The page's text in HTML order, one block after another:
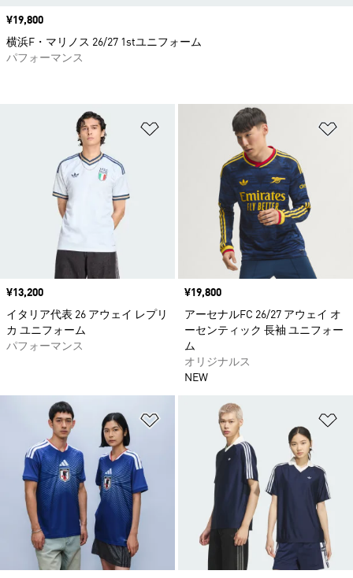
ほしいものリストに追加
価格
¥13,200
イタリア代表 26 アウェイ レプリ
カ ユニフォーム
パフォーマンス
価格
¥19,800
アーセナルFC 26/27 アウェイ オ
ーセンティック 長袖 ユニフォー
ム
オリジナルス
NEW
ほしいものリストに追加
価格
¥19,800
横浜F・マリノス 26/27 1stユニフォーム
パフォーマンス